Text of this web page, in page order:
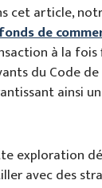
cet article,
de
à la fois
du Code
ainsi
exploration
avec des